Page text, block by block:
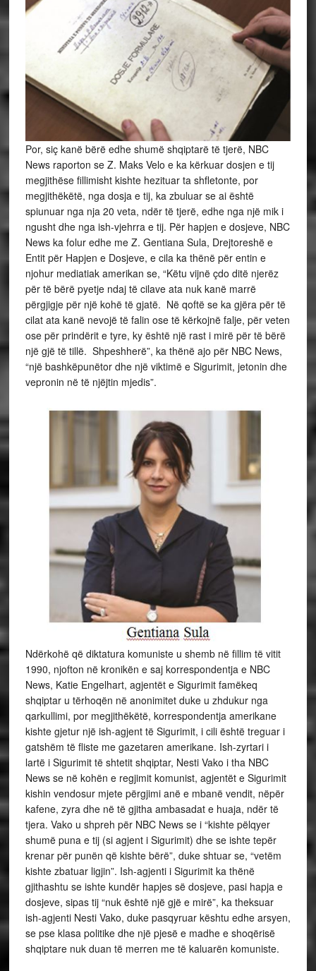
Por, siç kanë bërë edhe shumë shqiptarë të tjerë, NBC
News raporton se Z. Maks Velo e ka kërkuar dosjen e tij
megjithëse fillimisht kishte hezituar ta shfletonte, por
megjithëkëtë, nga dosja e tij, ka zbuluar se ai është
spiunuar nga nja 20 veta, ndër të tjerë, edhe nga një mik i
ngusht dhe nga ish-vjehrra e tij. Për hapjen e dosjeve, NBC
News ka folur edhe me Z. Gentiana Sula, Drejtoreshë e
Entit për Hapjen e Dosjeve, e cila ka thënë për entin e
njohur mediatiak amerikan se, “Këtu vijnë çdo ditë njerëz
për të bërë pyetje ndaj të cilave ata nuk kanë marrë
përgjigje për një kohë të gjatë. Në qoftë se ka gjëra për të
cilat ata kanë nevojë të falin ose të kërkojnë falje, për veten
ose për prindërit e tyre, ky është një rast i mirë për të bërë
një gjë të tillë. Shpeshherë”, ka thënë ajo për NBC News,
“një bashkëpunëtor dhe një viktimë e Sigurimit, jetonin dhe
vepronin në të njëjtin mjedis”.
Ndërkohë që diktatura komuniste u shemb në fillim të vitit
1990, njofton në kronikën e saj korrespondentja e NBC
News, Katie Engelhart, agjentët e Sigurimit famëkeq
shqiptar u tërhoqën në anonimitet duke u zhdukur nga
qarkullimi, por megjithëkëtë, korrespondentja amerikane
kishte gjetur një ish-agjent të Sigurimit, i cili është treguar i
gatshëm të fliste me gazetaren amerikane. Ish-zyrtari i
lartë i Sigurimit të shtetit shqiptar, Nesti Vako i tha NBC
News se në kohën e regjimit komunist, agjentët e Sigurimit
kishin vendosur mjete përgjimi anë e mbanë vendit, nëpër
kafene, zyra dhe në të gjitha ambasadat e huaja, ndër të
tjera. Vako u shpreh për NBC News se i “kishte pëlqyer
shumë puna e tij (si agjent i Sigurimit) dhe se ishte tepër
krenar për punën që kishte bërë”, duke shtuar se, “vetëm
kishte zbatuar ligjin”. Ish-agjenti i Sigurimit ka thënë
gjithashtu se ishte kundër hapjes së dosjeve, pasi hapja e
dosjeve, sipas tij “nuk është një gjë e mirë”, ka theksuar
ish-agjenti Nesti Vako, duke pasqyruar kështu edhe arsyen,
se pse klasa politike dhe një pjesë e madhe e shoqërisë
shqiptare nuk duan të merren me të kaluarën komuniste.